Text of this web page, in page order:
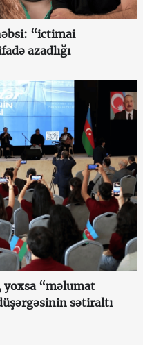
“ictimai
azadlığı
yoxsa “məlumat
sətiraltı